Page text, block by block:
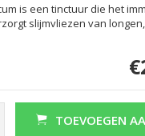
is een tinctuur die het
slijmvliezen van
TOEVOEGEN